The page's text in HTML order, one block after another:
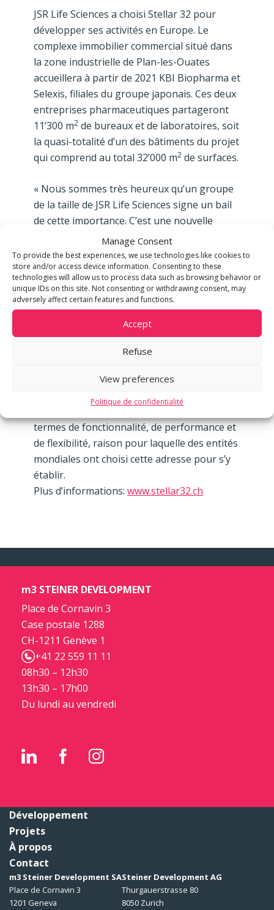
Manage Consent
To provide the best experiences, we use technologies like cookies to
store and/or access device information. Consenting to these
technologies will allow us to process data such as browsing behavior or
unique IDs on this site. Not consenting or withdrawing consent, may
adversely affect certain features and functions.
Accept
Refuse
View preferences
Politique de confidentialité
JSR Life Sciences a choisi Stellar 32 pour
développer ses activités en Europe. Le
complexe immobilier commercial situé dans
la zone industrielle de Plan-les-Ouates
accueillera à partir de 2021 KBI Biopharma et
Selexis, filiales du groupe japonais. Ces deux
entreprises pharmaceutiques partageront
11’300 m2 de bureaux et de laboratoires, soit
la quasi-totalité d’un des bâtiments du projet
qui comprend au total 32’000 m2 de surfaces.
« Nous sommes très heureux qu’un groupe
de la taille de JSR Life Sciences signe un bail
de cette importance. C’est une nouvelle
preuve de la qualité du projet en termes de
mobilité, de dynamisme économique et
d’infrastructures », indique Serge Stalder,
Directeur de l’Immobilier commercial chez
m3 GROUPE.
En tant que développeur et pilote de Stellar
32, m3 GROUPE a conçu un complexe des
travail mixtes, un hôtel de 118 chambres, un
fitness LETS’GO et un restaurant. Il répond à
termes de fonctionnalité, de performance et
de flexibilité, raison pour laquelle des entités
mondiales ont choisi cette adresse pour s’y
établir.
Plus d’informations: www.stellar32.ch
m3 STEINER DEVELOPMENT
Place de Cornavin 3
Case postale 1288
CH-1211 Genève 1
+41 22 559 11 11
08h30 – 12h30
13h30 – 17h00
Du lundi au vendredi
Développement
Projets
À propos
Contact
m3 Steiner Development SA
Place de Cornavin 3
1201 Geneva
Steiner Development AG
Thurgauerstrasse 80
8050 Zurich